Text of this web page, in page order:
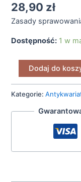
28,90 zł
Zasady
Dostępność: 1 w
Dodaj do
Kategorie: